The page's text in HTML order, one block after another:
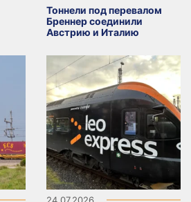
Тоннели под перевалом
Бреннер соединили
Австрию и Италию
24.07.2026